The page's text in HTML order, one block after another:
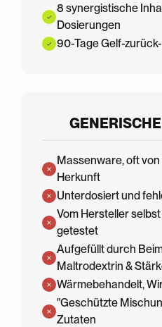
8 synergistische
Dosierungen
90-Tage Gelf-
Massenware, oft
Herkunft
Unterdosiert und
Vom Hersteller
getestet
Aufgefüllt durch
Maltrodextrin &
Wärmebehandelt,
"Geschützte
Zutaten